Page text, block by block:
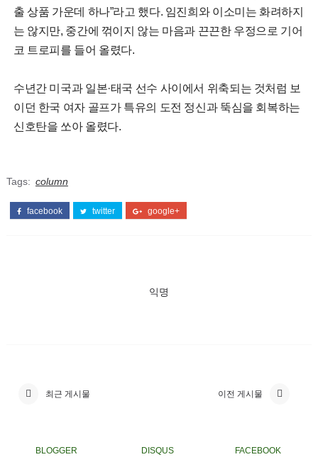
출 상품 가운데 하나”라고 했다. 임진희와 이소미는 화려하지
는 않지만, 중간에 꺾이지 않는 마음과 끈끈한 우정으로 기어
코 트로피를 들어 올렸다.
수년간 미국과 일본·태국 선수 사이에서 위축되는 것처럼 보
이던 한국 여자 골프가 특유의 도전 정신과 뚝심을 회복하는
신호탄을 쏘아 올렸다.
Tags: column
facebook twitter google+
익명
최근 게시물 이전 게시물
BLOGGER DISQUS FACEBOOK